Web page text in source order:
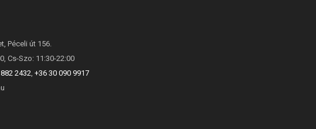
Péceli út 156.
Cs-Szo: 11:30-22:00
2432, +36 30 090 9917